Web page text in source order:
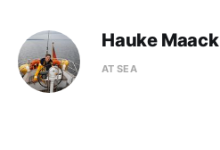
Hauke Maack
AT SEA